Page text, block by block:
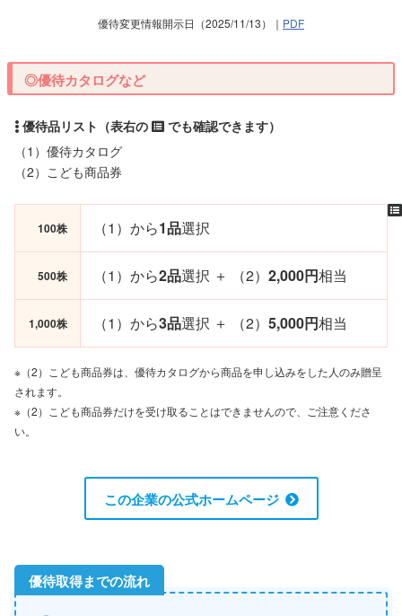
優待変更情報開示日（2025/11/13）｜ PDF
◎優待カタログなど
（1）優待カタログ
（2）こども商品券
100株 （1）から1品選択
500株 （1）から2品選択 ＋ （2）2,000円相当
1,000株 （1）から3品選択 ＋ （2）5,000円相当
※（2）こども商品券は、優待カタログから商品を申し込みをした人のみ贈呈
されます。
※（2）こども商品券だけを受け取ることはできませんので、ご注意くださ
い。
この企業の公式ホームページ